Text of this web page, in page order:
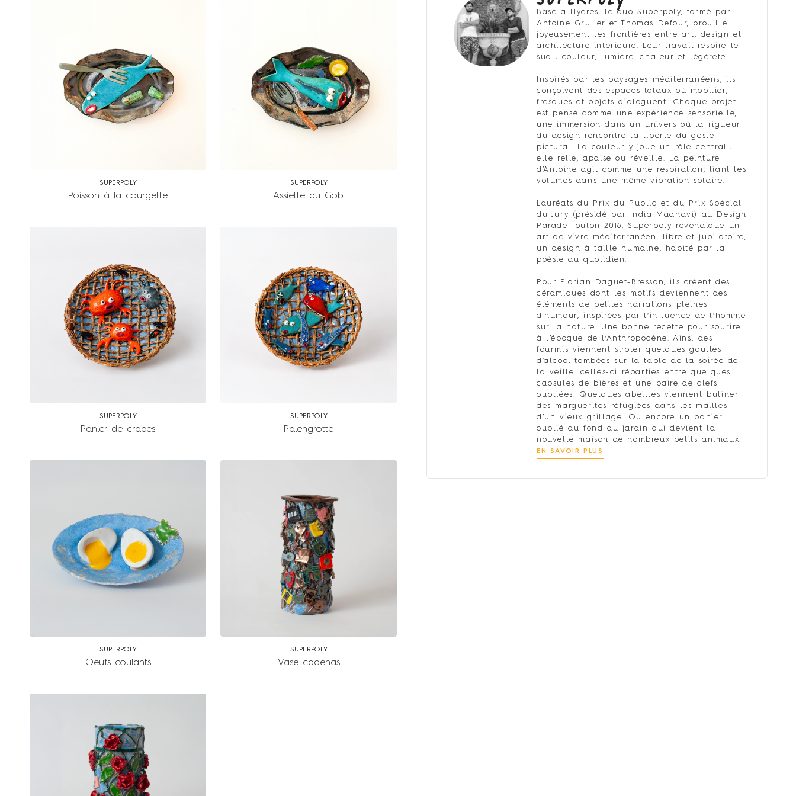
Basé à Hyères, le duo Superpoly, formé par
Antoine Grulier et Thomas Defour, brouille
joyeusement les frontières entre art, design et
architecture intérieure. Leur travail respire le
sud : couleur, lumière, chaleur et légèreté.
Inspirés par les paysages méditerranéens, ils
conçoivent des espaces totaux où mobilier,
fresques et objets dialoguent. Chaque projet
est pensé comme une expérience sensorielle,
une immersion dans un univers où la rigueur
du design rencontre la liberté du geste
pictural. La couleur y joue un rôle central :
elle relie, apaise ou réveille. La peinture
d’Antoine agit comme une respiration, liant les
volumes dans une même vibration solaire.
Lauréats du Prix du Public et du Prix Spécial
du Jury (présidé par India Madhavi) au Design
Parade Toulon 2016, Superpoly revendique un
art de vivre méditerranéen, libre et jubilatoire,
un design à taille humaine, habité par la
poésie du quotidien.
Pour Florian Daguet-Bresson, ils créent des
céramiques dont les motifs deviennent des
éléments de petites narrations pleines
d'humour, inspirées par l’influence de l’homme
sur la nature. Une bonne recette pour sourire
à l’époque de l’Anthropocène. Ainsi des
fourmis viennent siroter quelques gouttes
d’alcool tombées sur la table de la soirée de
la veille, celles-ci réparties entre quelques
capsules de bières et une paire de clefs
oubliées. Quelques abeilles viennent butiner
des marguerites réfugiées dans les mailles
d’un vieux grillage. Ou encore un panier
oublié au fond du jardin qui devient la
nouvelle maison de nombreux petits animaux.
EN SAVOIR PLUS
SUPERPOLY
Poisson à la courgette
SUPERPOLY
Assiette au Gobi
SUPERPOLY
Panier de crabes
SUPERPOLY
Palengrotte
SUPERPOLY
Oeufs coulants
SUPERPOLY
Vase cadenas